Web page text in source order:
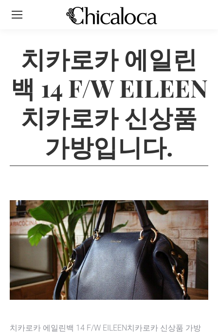
치카로카 에일린
백 14 F/W EILEEN
치카로카 신상품
가방입니다.
치카로카 에일린백 14 F/W EILEEN치카로카 신상품 가방